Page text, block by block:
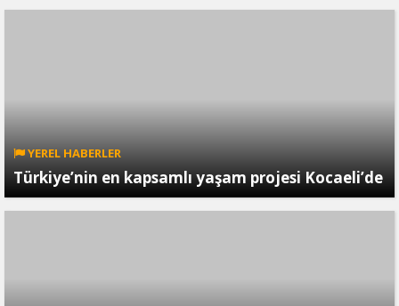
YEREL HABERLER
Türkiye’nin en kapsamlı yaşam projesi Kocaeli’de